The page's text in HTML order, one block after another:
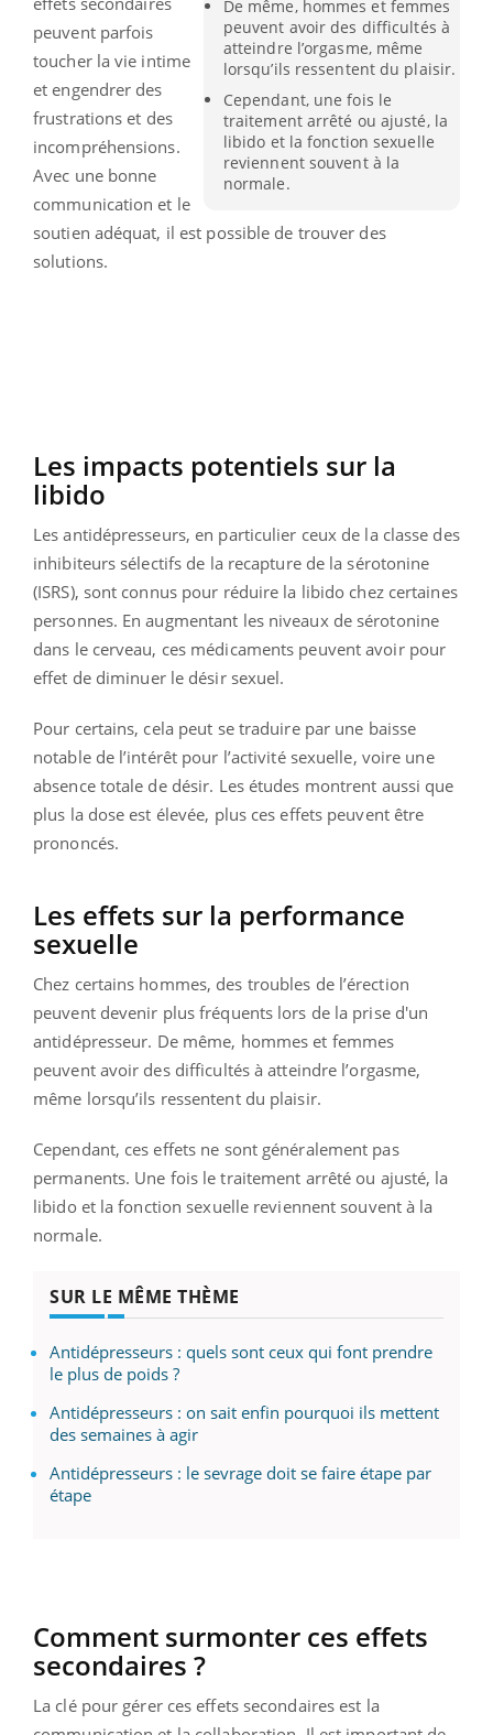
De même, hommes et femmes
peuvent avoir des difficultés à
atteindre l’orgasme, même
lorsqu’ils ressentent du plaisir.
Cependant, une fois le
traitement arrêté ou ajusté, la
libido et la fonction sexuelle
reviennent souvent à la
normale.
peuvent parfois
toucher la vie intime
et engendrer des
frustrations et des
incompréhensions.
Avec une bonne
communication et le
soutien adéquat, il est possible de trouver des
solutions.
Les impacts potentiels sur la
libido
Les antidépresseurs, en particulier ceux de la classe des
inhibiteurs sélectifs de la recapture de la sérotonine
(ISRS), sont connus pour réduire la libido chez certaines
personnes. En augmentant les niveaux de sérotonine
dans le cerveau, ces médicaments peuvent avoir pour
effet de diminuer le désir sexuel.
Pour certains, cela peut se traduire par une baisse
notable de l’intérêt pour l’activité sexuelle, voire une
absence totale de désir. Les études montrent aussi que
plus la dose est élevée, plus ces effets peuvent être
prononcés.
Les effets sur la performance
sexuelle
Chez certains hommes, des troubles de l’érection
peuvent devenir plus fréquents lors de la prise d'un
antidépresseur. De même, hommes et femmes
peuvent avoir des difficultés à atteindre l’orgasme,
même lorsqu’ils ressentent du plaisir.
Cependant, ces effets ne sont généralement pas
permanents. Une fois le traitement arrêté ou ajusté, la
libido et la fonction sexuelle reviennent souvent à la
normale.
SUR LE MÊME THÈME
Antidépresseurs : quels sont ceux qui font prendre
le plus de poids ?
Antidépresseurs : on sait enfin pourquoi ils mettent
des semaines à agir
Antidépresseurs : le sevrage doit se faire étape par
étape
Comment surmonter ces effets
secondaires ?
La clé pour gérer ces effets secondaires est la